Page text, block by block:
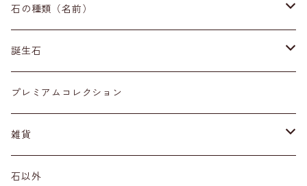
イヤリング・ピアス
ネックレス・ペンダントトップ
リング
材質
プラチナ
その他アクセサリー
原石
丸玉
標本
磨き石
ルース
石の種類（名前）
ア行
アイオライト
アクアマリン
カ行
カーネリアン
カイヤナイト
サ行
サファイア
タ行
誕生石
１月
２月
３月
プレミアムコレクション
雑貨
天然石雑貨
石以外